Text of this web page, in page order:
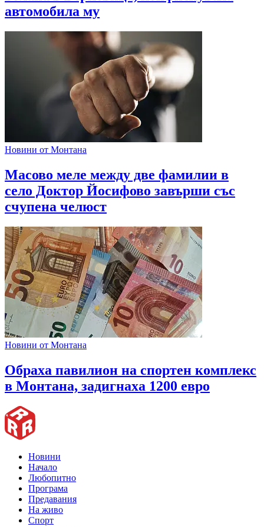
автомобила му
Новини от Монтана
Масово меле между две фамилии в
село Доктор Йосифово завърши със
счупена челюст
Новини от Монтана
Обраха павилион на спортен комплекс
в Монтана, задигнаха 1200 евро
Новини
Начало
Любопитно
Програма
Предавания
На живо
Спорт